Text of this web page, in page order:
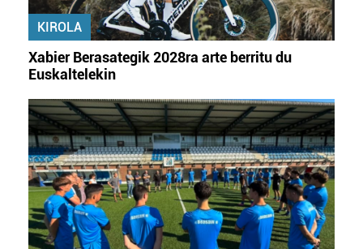
KIROLA
Xabier Berasategik 2028ra arte berritu du
Euskaltelekin